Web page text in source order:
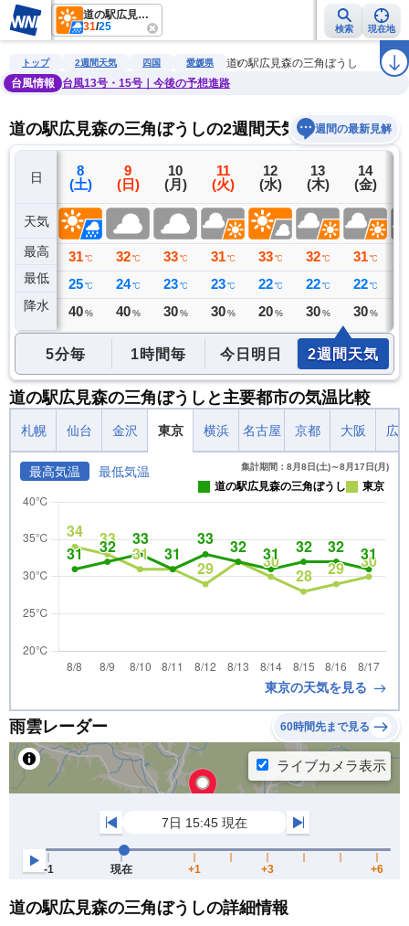
道の駅広見森の三角ぼうし
31/25 検索 現在地
雨雲レーダー 台風情報 地震情報 警報・注意報 2週間天気 ラ
トップ 2週間天気 四国 愛媛県
道の駅広見森の三角ぼうし
台風情報
台風13号・15号｜今後の予想進路
道の駅広見森の三角ぼうしの2週間天気予報週間の最新見解
日
天気
最高
最低
降水
7
(金)
31 ℃
25 ℃
4 ミリ
8
(土)
31 ℃
25 ℃
40 %
9
(日)
32 ℃
24 ℃
40 %
10
(月)
33 ℃
23 ℃
30 %
11
(火)
31 ℃
23 ℃
30 %
12
(水)
33 ℃
22 ℃
20 %
13
(木)
32 ℃
22 ℃
30 %
14
(金)
31 ℃
22 ℃
30 %
5分毎 1時間毎 今日明日 2週間天気
道の駅広見森の三角ぼうしと主要都市の気温比較
札幌 仙台 金沢 東京 横浜 名古屋 京都 大阪 広
最高気温 最低気温 集計期間：8月8日(土)～8月17日(月)
道の駅広見森の三角ぼうし 東京
東京の天気を見る
雨雲レーダー 60時間先まで見る
道の駅広見森の三角ぼうしの詳細情報